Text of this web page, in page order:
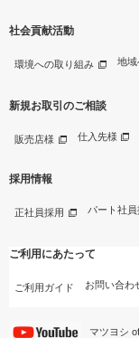
社会貢献活動
環境への取り組み 地域
新規お取引のご相談
販売店様 仕入先様
採用情報
正社員採用 パート社員
ご利用にあたって
ご利用ガイド お問い合わ
マツヨシ